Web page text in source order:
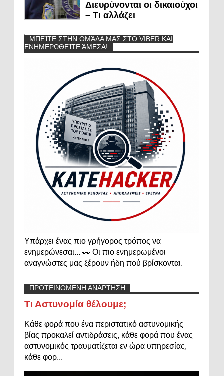
Διευρύνονται οι δικαιούχοι
– Τι αλλάζει
ΜΠΕΊΤΕ ΣΤΗΝ ΟΜΆΔΑ ΜΑΣ ΣΤΟ VIBER ΚΑΙ
ΕΝΗΜΕΡΩΘΕΊΤΕ ΆΜΕΣΑ!
Υπάρχει ένας πιο γρήγορος τρόπος να
ενημερώνεσαι... 👀 Οι πιο ενημερωμένοι
αναγνώστες μας ξέρουν ήδη πού βρίσκονται.
ΠΡΟΤΕΙΝΟΜΕΝΗ ΑΝΑΡΤΗΣΗ
Τι Αστυνομία θέλουμε;
Κάθε φορά που ένα περιστατικό αστυνομικής
βίας προκαλεί αντιδράσεις, κάθε φορά που ένας
αστυνομικός τραυματίζεται εν ώρα υπηρεσίας,
κάθε φορ...